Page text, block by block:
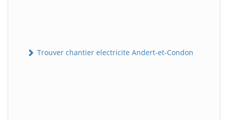
Trouver chantier electricite Andert-et-Condon